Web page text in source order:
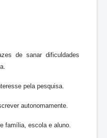
de sanar dificuldades
pela pesquisa.
autonomamente.
família, escola e aluno.